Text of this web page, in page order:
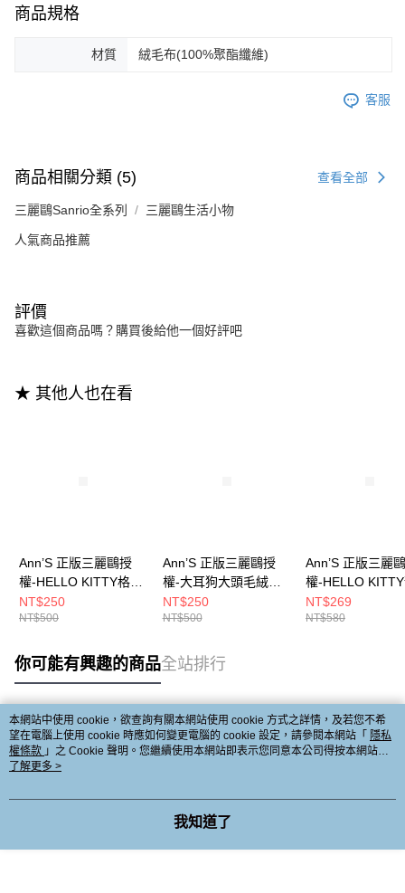
商品規格
材質 絨毛布(100%聚酯纖維)
客服
商品相關分類 (5) 查看全部
三麗鷗Sanrio全系列 三麗鷗生活小物
人氣商品推薦
評價
喜歡這個商品嗎？購買後給他一個好評吧
★ 其他人也在看
Ann’S 正版三麗鷗授
權-HELLO KITTY格子
花結小玩偶-3吋
NT$250
NT$500
Ann’S 正版三麗鷗授
權-大耳狗大頭毛絨玩
偶飲料提袋-3吋
NT$250
NT$500
Ann’S 正版三麗
權-HELLO
小玩偶-3吋
NT$269
NT$580
你可能有興趣的商品全站排行
熱門標籤
本網站中使用 cookie，欲查詢有關本網站使用 cookie 方式之詳情，及若您不希
望在電腦上使用 cookie 時應如何變更電腦的 cookie 設定，請參閱本網站「 隱私
權條款 」之 Cookie 聲明。您繼續使用本網站即表示您同意本公司得按本網站使
用條款之 Cookie 聲明使用 cookie。
了解更多 >
我知道了